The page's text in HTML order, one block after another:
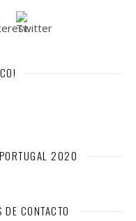
2020
CONTACTO